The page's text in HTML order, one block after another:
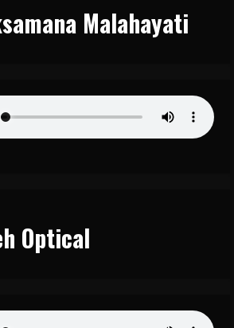
Malahayati
Optical